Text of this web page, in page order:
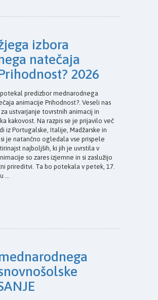
izbora
natečaja
2026
predizbor mednarodnega
animacije Prihodnost?. Veseli nas
ustvarjanje tovrstnih animacij in
kakovost. Na razpis se je prijavilo več
iz Portugalske, Italije, Madžarske in
je natančno ogledala vse prispele
najboljših, ki jih je uvrstila v
so zares izjemne in si zaslužijo
prireditvi. Ta bo potekala v petek, 17.
...